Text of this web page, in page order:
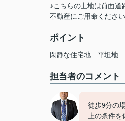
♪こちらの土地は前面道
不動産にご用命くださ
ポイント
閑静な住宅地 平坦地
担当者のコメント
徒歩9分の
上の条件